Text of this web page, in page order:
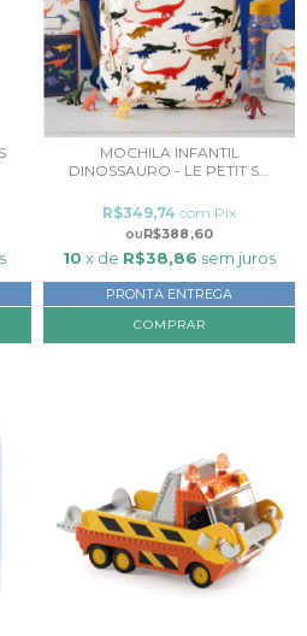
MOCHILA INFANTIL
DINOSSAURO - LE PETIT S...
R$388,60
R$349,74 com Pix
10 x de R$38,86 sem juros
PRONTA ENTREGA